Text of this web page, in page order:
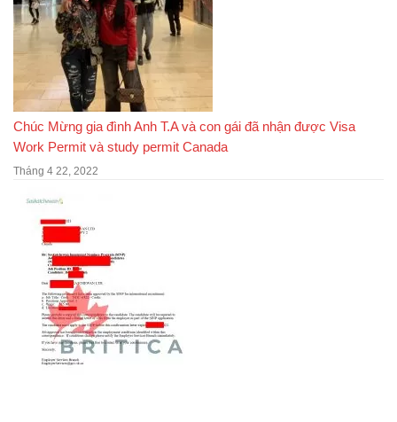
Chúc Mừng gia đình Anh T.A và con gái đã nhận được Visa
Work Permit và study permit Canada
Tháng 4 22, 2022